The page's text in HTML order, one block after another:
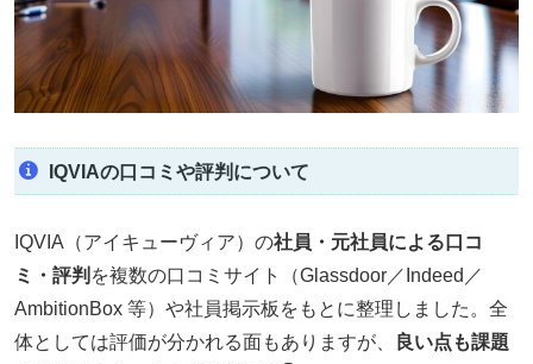
IQVIAの口コミや評判について
IQVIA（アイキューヴィア）の社員・元社員による口コ
ミ・評判 を複数の口コミサイト（Glassdoor／Indeed／
AmbitionBox 等）や社員掲示板をもとに整理しました。全
体としては評価が分かれる面もありますが、
良い点も課題